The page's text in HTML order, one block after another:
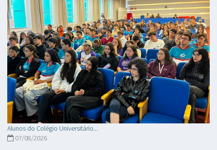
Alunos do Colégio Universitário...
07/08/2026